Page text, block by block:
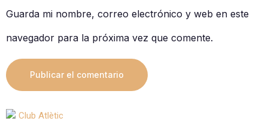
Guarda mi nombre, correo electrónico y web en este
navegador para la próxima vez que comente.